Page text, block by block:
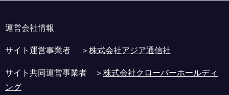
運営会社情報
サイト運営事業者 ＞株式会社アジア通信社
サイト共同運営事業者 ＞株式会社クローバーホールディ
ング